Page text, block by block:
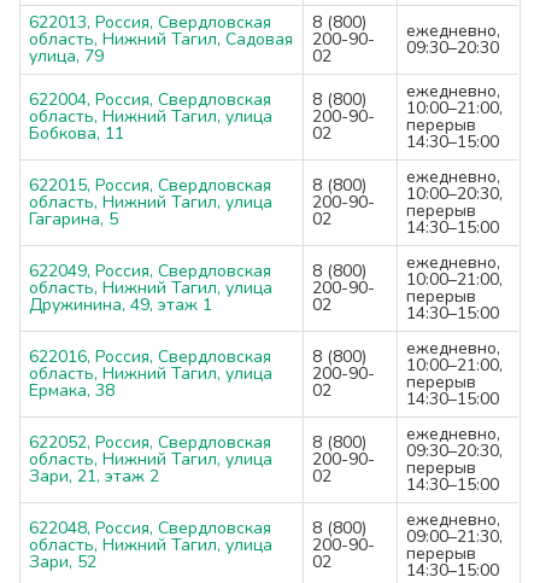
622013, Россия, Свердловская
область, Нижний Тагил, Садовая
улица, 79
8 (800)
200-90-
02
ежедневно,
09:30–20:30
622004, Россия, Свердловская
область, Нижний Тагил, улица
Бобкова, 11
8 (800)
200-90-
02
ежедневно,
10:00–21:00,
перерыв
14:30–15:00
622015, Россия, Свердловская
область, Нижний Тагил, улица
Гагарина, 5
8 (800)
200-90-
02
ежедневно,
10:00–20:30,
перерыв
14:30–15:00
622049, Россия, Свердловская
область, Нижний Тагил, улица
Дружинина, 49, этаж 1
8 (800)
200-90-
02
ежедневно,
10:00–21:00,
перерыв
14:30–15:00
622016, Россия, Свердловская
область, Нижний Тагил, улица
Ермака, 38
8 (800)
200-90-
02
ежедневно,
10:00–21:00,
перерыв
14:30–15:00
622052, Россия, Свердловская
область, Нижний Тагил, улица
Зари, 21, этаж 2
8 (800)
200-90-
02
ежедневно,
09:30–20:30,
перерыв
14:30–15:00
622048, Россия, Свердловская
область, Нижний Тагил, улица
Зари, 52
8 (800)
200-90-
02
ежедневно,
09:00–21:30,
перерыв
14:30–15:00